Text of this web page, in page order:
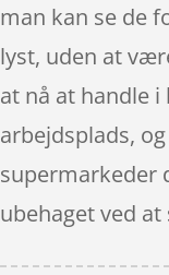
man kan se de
lyst, uden at
at nå at handle
arbejdsplads,
supermarkeder
ubehaget ved